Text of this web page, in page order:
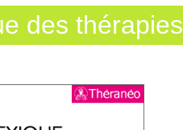
des thérapies